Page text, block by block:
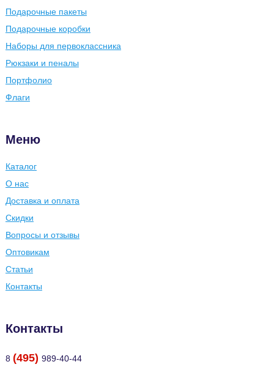
Подарочные пакеты
Подарочные коробки
Наборы для первоклассника
Рюкзаки и пеналы
Портфолио
Флаги
Меню
Каталог
О нас
Доставка и оплата
Скидки
Вопросы и отзывы
Оптовикам
Статьи
Контакты
Контакты
8 (495) 989-40-44